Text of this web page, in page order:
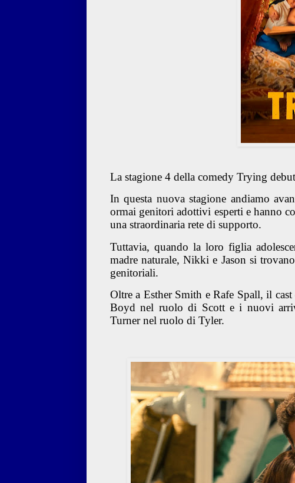
La stagione 4 della comedy Trying
In questa nuova stagione andiamo
ormai genitori adottivi esperti e hanno
una straordinaria rete di supporto.
Tuttavia, quando la loro figlia
madre naturale, Nikki e Jason si
genitoriali.
Oltre a Esther Smith e Rafe Spall, il
Boyd nel ruolo di Scott e i nuovi
Turner nel ruolo di Tyler.